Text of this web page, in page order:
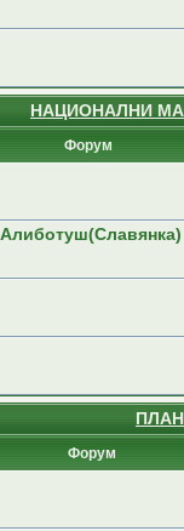
НАЦИОНАЛНИ
Форум
Форум